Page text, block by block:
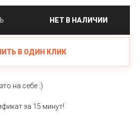
НЕТ В НАЛИЧИИ
В ОДИН КЛИК
на себе :)
за 15 минут!